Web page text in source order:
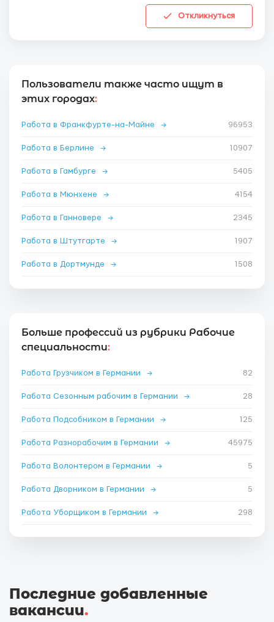
Откликнуться
Пользователи также часто ищут в
этих городах:
Работа в Франкфурте-на-Майне → 96953
Работа в Берлине → 10907
Работа в Гамбурге → 5405
Работа в Мюнхене → 4154
Работа в Ганновере → 2345
Работа в Штутгарте → 1907
Работа в Дортмунде → 1508
Больше профессий из рубрики Рабочие
специальности:
Работа Грузчиком в Германии → 82
Работа Сезонным рабочим в Германии → 28
Работа Подсобником в Германии → 125
Работа Разнорабочим в Германии → 45975
Работа Волонтером в Германии → 5
Работа Дворником в Германии → 5
Работа Уборщиком в Германии → 298
Последние добавленные
вакансии.